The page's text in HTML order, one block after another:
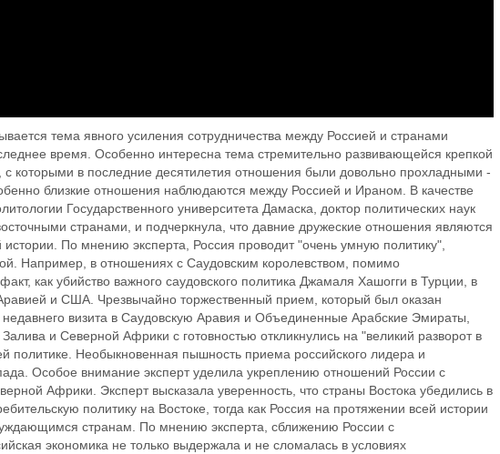
тема явного усиления сотрудничества между Россией и странами
время. Особенно интересна тема стремительно развивающейся крепкой
которыми в последние десятилетия отношения были довольно прохладными -
близкие отношения наблюдаются между Россией и Ираном. В качестве
Государственного университета Дамаска, доктор политических наук
странами, и подчеркнула, что давние дружеские отношения являются
По мнению эксперта, Россия проводит "очень умную политику",
Например, в отношениях с Саудовским королевством, помимо
как убийство важного саудовского политика Джамаля Хашогги в Турции, в
и США. Чрезвычайно торжественный прием, который был оказан
визита в Саудовскую Аравия и Объединенные Арабские Эмираты,
и Северной Африки с готовностью откликнулись на "великий разворот в
политике. Необыкновенная пышность приема российского лидера и
Особое внимание эксперт уделила укреплению отношений России с
Африки. Эксперт высказала уверенность, что страны Востока убедились в
политику на Востоке, тогда как Россия на протяжении всей истории
странам. По мнению эксперта, сближению России с
экономика не только выдержала и не сломалась в условиях